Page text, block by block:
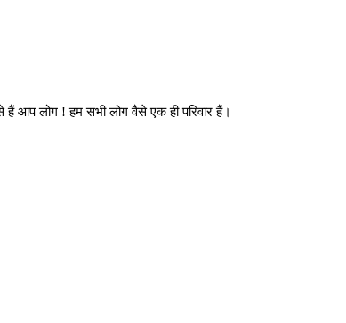
आप लोग ! हम सभी लोग वैसे एक ही परिवार हैं।